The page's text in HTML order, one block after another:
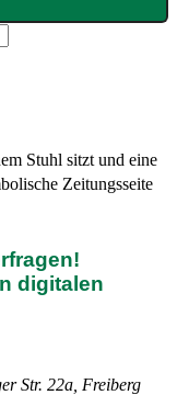
digitalen
Str. 22a, Freiberg